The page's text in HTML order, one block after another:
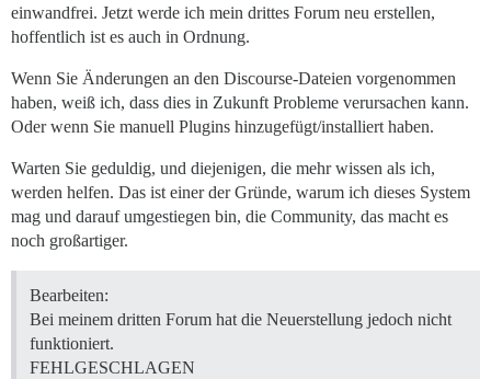
einwandfrei. Jetzt werde ich mein drittes Forum neu erstellen,
hoffentlich ist es auch in Ordnung.
Wenn Sie Änderungen an den Discourse-Dateien vorgenommen
haben, weiß ich, dass dies in Zukunft Probleme verursachen kann.
Oder wenn Sie manuell Plugins hinzugefügt/installiert haben.
Warten Sie geduldig, und diejenigen, die mehr wissen als ich,
werden helfen. Das ist einer der Gründe, warum ich dieses System
mag und darauf umgestiegen bin, die Community, das macht es
noch großartiger.
Bearbeiten:
Bei meinem dritten Forum hat die Neuerstellung jedoch nicht
funktioniert.
FEHLGESCHLAGEN